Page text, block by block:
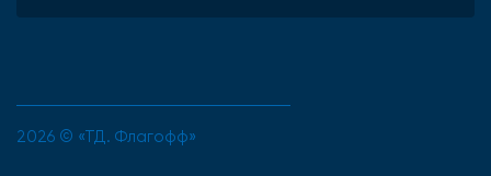
2026 © «ТД. Флагофф»